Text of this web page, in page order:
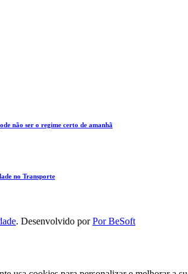
não ser o regime certo de amanhã
no Transporte
. Desenvolvido porPor BeSoft